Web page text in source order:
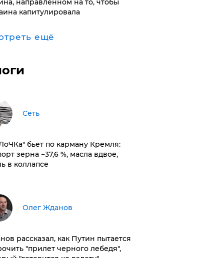
направленном на то, чтобы
капитулировала
ещё
Сеть
бьет по карману Кремля:
зерна −37,6 %, масла вдвое,
в коллапсе
Олег Жданов
рассказал, как Путин пытается
"прилет черного лебедя",